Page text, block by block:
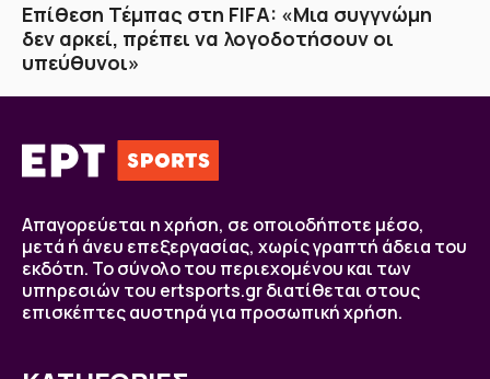
Επίθεση Τέμπας στη FIFA: «Μια συγγνώμη
δεν αρκεί, πρέπει να λογοδοτήσουν οι
υπεύθυνοι»
Απαγορεύεται η χρήση, σε οποιοδήποτε μέσο,
μετά ή άνευ επεξεργασίας, χωρίς γραπτή άδεια του
εκδότη. Το σύνολο του περιεχομένου και των
υπηρεσιών του ertsports.gr διατίθεται στους
επισκέπτες αυστηρά για προσωπική χρήση.